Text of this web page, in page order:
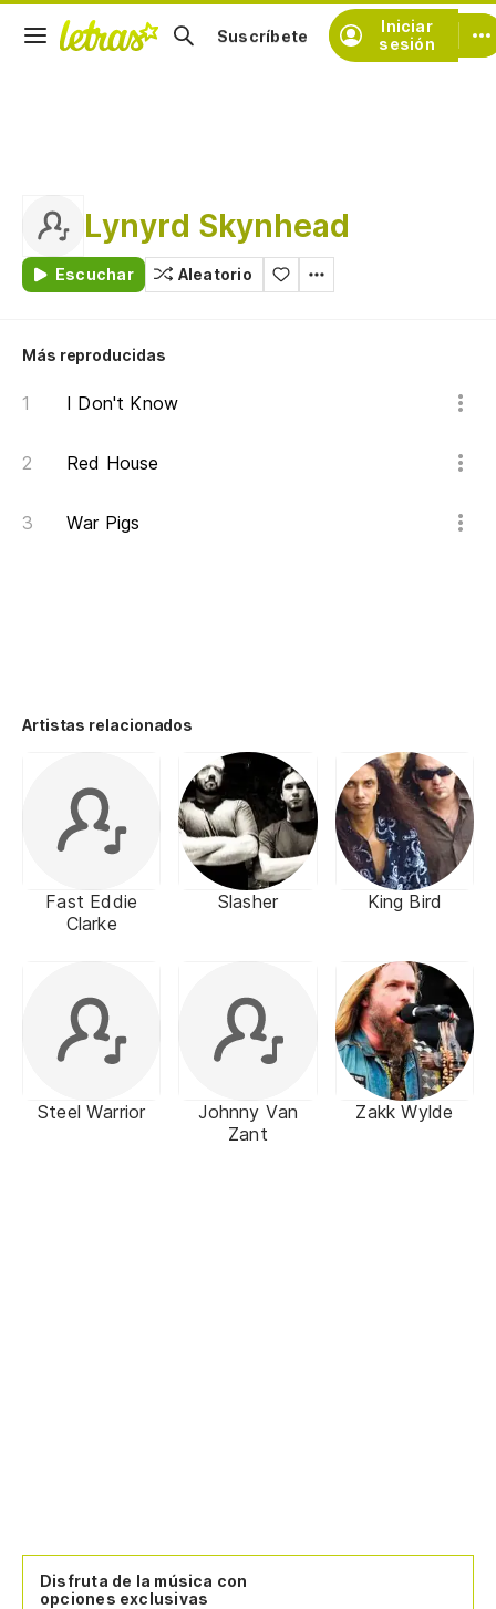
Iniciar
sesión
Suscríbete
Lynyrd Skynhead
Escuchar Aleatorio
Más reproducidas
I Don't Know
Red House
War Pigs
Artistas relacionados
Fast Eddie
Clarke
Slasher King Bird
Steel Warrior
Johnny Van
Zant
Zakk Wylde
Disfruta de la música con
opciones exclusivas